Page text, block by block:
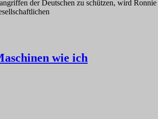
der Deutschen zu schützen, wird
wie ich